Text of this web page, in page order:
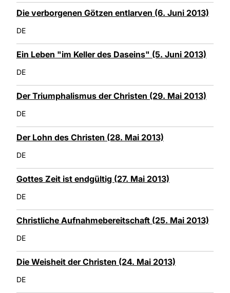
Die verborgenen Götzen entlarven (6. Juni 2013)
DE
Ein Leben "im Keller des Daseins" (5. Juni 2013)
DE
Der Triumphalismus der Christen (29. Mai 2013)
DE
Der Lohn des Christen (28. Mai 2013)
DE
Gottes Zeit ist endgültig (27. Mai 2013)
DE
Christliche Aufnahmebereitschaft (25. Mai 2013)
DE
Die Weisheit der Christen (24. Mai 2013)
DE